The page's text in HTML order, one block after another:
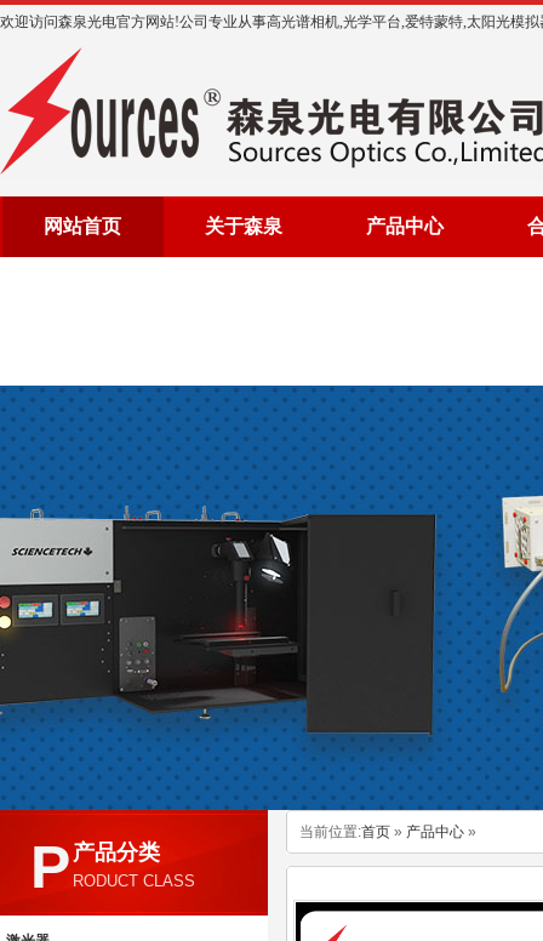
欢迎访问森泉光电官方网站!公司专业从事高光谱相机,光学平台,爱特蒙特,太阳光模
网站首页 关于森泉 产品中心
当前位置:首页 » 产品中心 »
P 产品分类
RODUCT CLASS